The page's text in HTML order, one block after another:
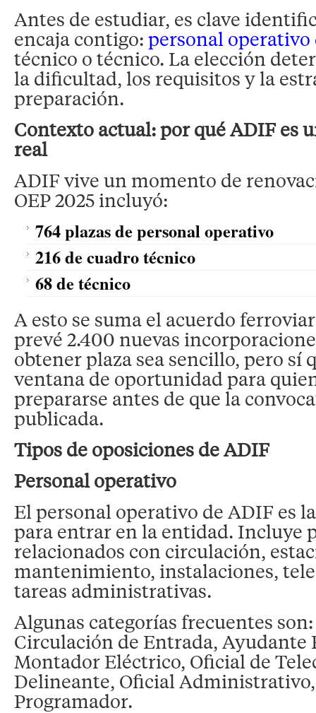
Antes de estudiar, es clave
encaja contigo: personal operativo
técnico o técnico. La elección
la dificultad, los requisitos y la
preparación.
Contexto actual: por qué ADIF es
real
ADIF vive un momento de
OEP 2025 incluyó:
764 plazas de personal operativo
216 de cuadro técnico
68 de técnico
A esto se suma el acuerdo
prevé 2.400 nuevas
obtener plaza sea sencillo, pero sí
ventana de oportunidad para
prepararse antes de que la
publicada.
Tipos de oposiciones de ADIF
Personal operativo
El personal operativo de ADIF es
para entrar en la entidad. Incluye
relacionados con circulación,
mantenimiento, instalaciones,
tareas administrativas.
Algunas categorías frecuentes
Circulación de Entrada, Ayudante
Montador Eléctrico, Oficial de
Delineante, Oficial
Programador.